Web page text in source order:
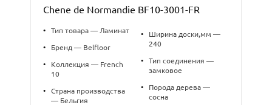
Chene de Normandie BF10-3001-FR
• Тип товара — Ламинат
• Бренд — Belfloor
•
Коллекция — French
10
•
Страна производства
— Бельгия
•
Ширина доски,мм —
240
•
Тип соединения —
замковое
•
Порода дерева —
сосна